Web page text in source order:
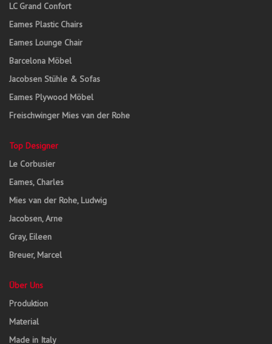
LC Grand Confort
Eames Plastic Chairs
Eames Lounge Chair
Barcelona Möbel
Jacobsen Stühle & Sofas
Eames Plywood Möbel
Freischwinger Mies van der Rohe
Top Designer
Le Corbusier
Eames, Charles
Mies van der Rohe, Ludwig
Jacobsen, Arne
Gray, Eileen
Breuer, Marcel
Über Uns
Produktion
Material
Made in Italy